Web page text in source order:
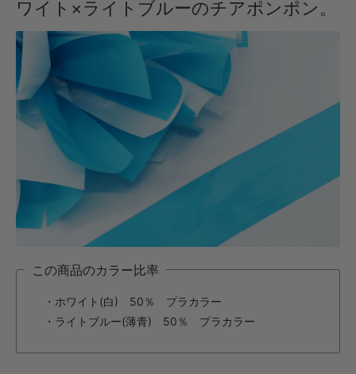
396円(税込)
440円(税込)
・【完成仕上】ｸﾞﾘｯﾌﾟ小
770円(税込)
・【完成仕上】ｸﾞﾘｯﾌﾟ大
814円(税込)
・【カット仕上】ｸﾞﾘｯﾌﾟ小
・【カット仕上】ｸﾞﾘｯﾌﾟ大
495円(税込)
・【完成仕上】ｸﾞﾘｯﾌﾟ大
935円(税込)
550円(税込)
ワイト×ライトブルーのチアポンポン。
この商品のカラー比率
・ホワイト(白) 50％ プラカラー
・ライトブルー(薄青) 50％ プラカラー